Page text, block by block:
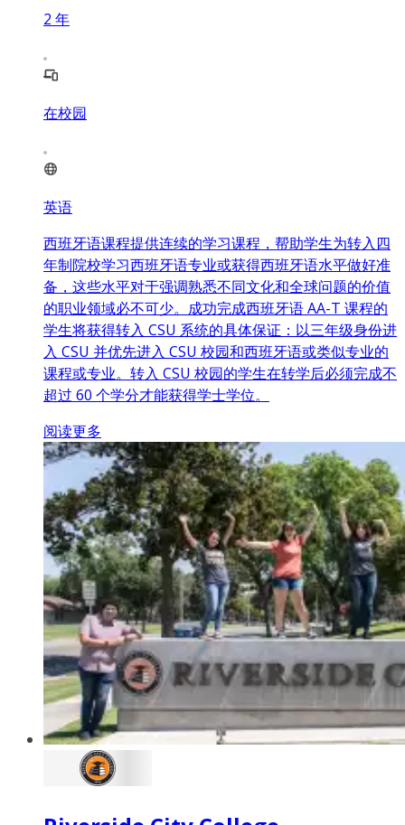
2 年
在校园
英语
西班牙语课程提供连续的学习课程，帮助学生为转入四
年制院校学习西班牙语专业或获得西班牙语水平做好准
备，这些水平对于强调熟悉不同文化和全球问题的价值
的职业领域必不可少。成功完成西班牙语 AA-T 课程的
学生将获得转入 CSU 系统的具体保证：以三年级身份进
入 CSU 并优先进入 CSU 校园和西班牙语或类似专业的
课程或专业。转入 CSU 校园的学生在转学后必须完成不
超过 60 个学分才能获得学士学位。
阅读更多